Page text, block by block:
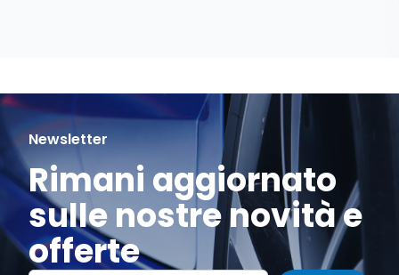
Newsletter
Rimani aggiornato
sulle nostre novità e
offerte